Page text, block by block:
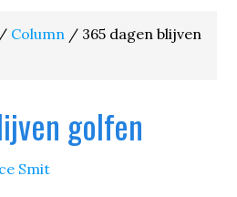
/ Column / 365 dagen blijven
golfen
Smit